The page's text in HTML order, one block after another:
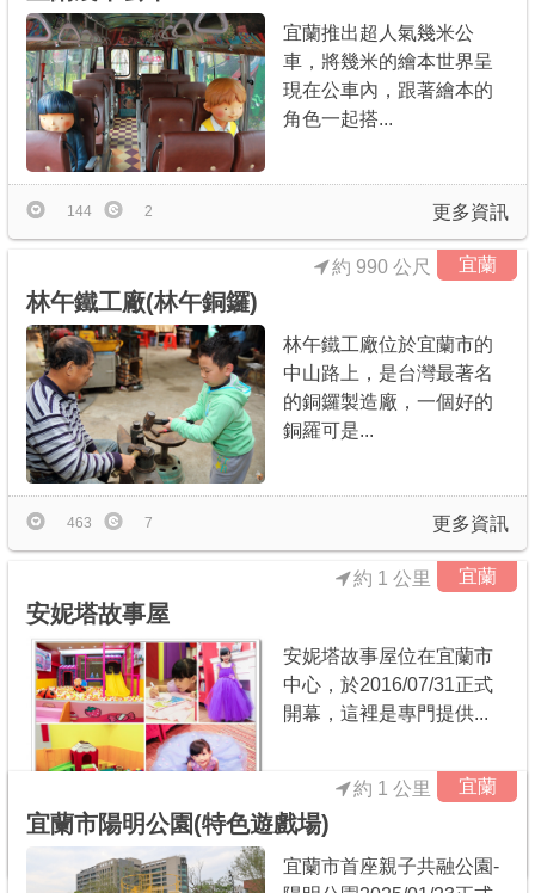
宜蘭推出超人氣幾米公
車，將幾米的繪本世界呈
現在公車內，跟著繪本的
角色一起搭...
更多資訊
144 2
宜蘭
林午鐵工廠(林午銅鑼)
約 990 公尺
林午鐵工廠位於宜蘭市的
中山路上，是台灣最著名
的銅鑼製造廠，一個好的
銅羅可是...
更多資訊
463 7
宜蘭
安妮塔故事屋
約 1 公里
安妮塔故事屋位在宜蘭市
中心，於2016/07/31正式
開幕，這裡是專門提供...
更多資訊
宜蘭
宜蘭市陽明公園(特色遊戲場)
約 1 公里
宜蘭市首座親子共融公園-